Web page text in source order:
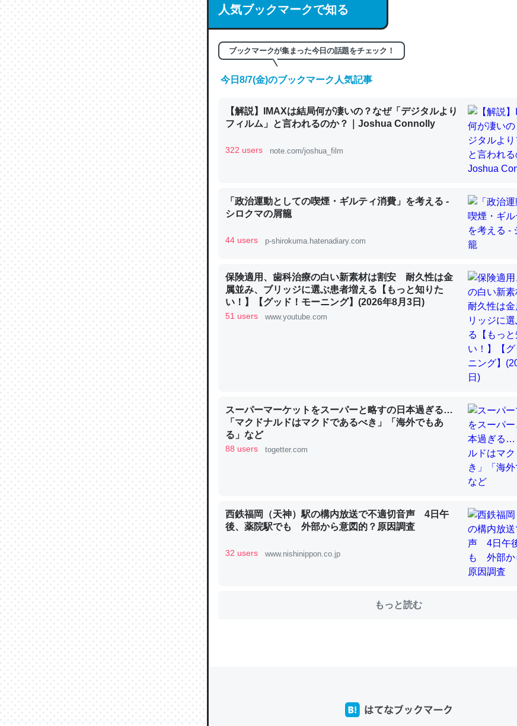
これは良記事。32768トークンだと英語小説100ページ分くらい。小説でい
の伏線」は回収されないけど、短期記憶というには多い分量。進化すればす
やすく強くなりそう
昆虫ってカルシウム少ないのか。知らんかった。調べたらコオロギのカルシ
─ニュース :: 【研究発表】昆虫学の大問題＝「昆虫はなぜ海にいないのか」に関する新仮
論文では「淡水はカルシウムも酸素も不足してて両方に不利だから両方が拮
は」とあって面白い。海にいる鋏角類（カブトガニ・ウミグモ）はカルシウ
チンを強化してる筈だが、酵素が違うのか？
─ニュース :: 【研究発表】昆虫学の大問題＝「昆虫はなぜ海にいないのか」に関する新仮
これを元に考えるとカルシウムを大量に使う脊椎動物と貝類は苦労してるん
類だと殻を無くしてナメクジになったり努力してるし。
─ニュース :: 【研究発表】昆虫学の大問題＝「昆虫はなぜ海にいないのか」に関する新仮
ウチもEchoを実家に置いて４年。でたまに覗いてる。ぼちぼちRingも置こ
中。あと、Googleマップで位置情報を共有してる。電池残量や充電中かが
─たまにLINEするくらいだった遠方の父67歳と僕。ITツール導入でコミュニケーション
人気ブックマークで知る
ブックマークが集まった今日の話題をチェック！
今日8/7(金)のブックマーク人気記事
【解説】IMAXは結局何が凄いの？なぜ「デジタルより
フィルム」と言われるのか？｜Joshua Connolly
322 users note.com/joshua_film
「政治運動としての喫煙・ギルティ消費」を考える -
シロクマの屑籠
44 users p-shirokuma.hatenadiary.com
保険適用、歯科治療の白い新素材は割安 耐久性は金
属並み、ブリッジに選ぶ患者増える【もっと知りた
い！】【グッド！モーニング】(2026年8月3日)
51 users www.youtube.com
スーパーマーケットをスーパーと略すの日本過ぎる…
「マクドナルドはマクドであるべき」「海外でもあ
る」など
88 users togetter.com
西鉄福岡（天神）駅の構内放送で不適切音声 4日午
後、薬院駅でも 外部から意図的？原因調査
32 users www.nishinippon.co.jp
もっと読む